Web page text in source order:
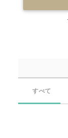
すべて